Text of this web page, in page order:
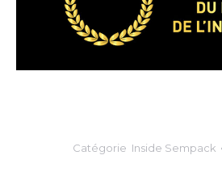
Catégorie Inside Sempack